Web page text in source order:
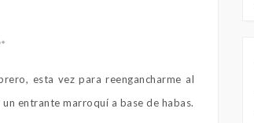
esta vez para reengancharme al
un entrante marroquí a base de habas.